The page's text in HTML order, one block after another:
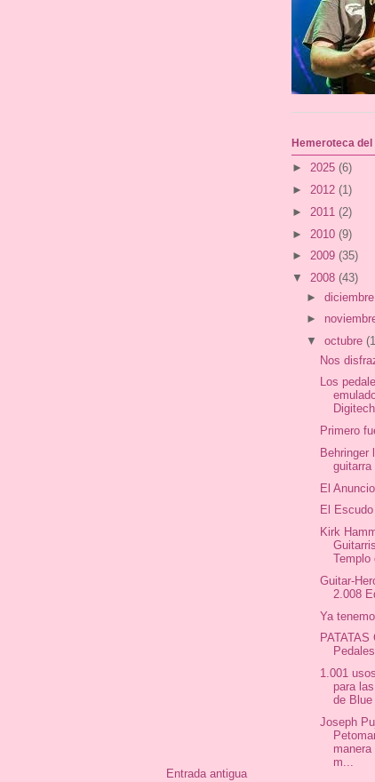
Entrada antigua
Hemeroteca del
► 2025 (6)
► 2012 (1)
► 2011 (2)
► 2010 (9)
► 2009 (35)
▼ 2008 (43)
►
►
▼ octubre
Nos
Los
Digitech
Primero
Behringer
guitarra
El
El
Kirk
Guitar-
2.008
Ya
1.001
para
de
Joseph
m...